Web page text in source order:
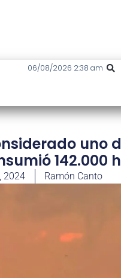
06/08/2026 2:38 am
uno
142.000
2024 Ramón Canto